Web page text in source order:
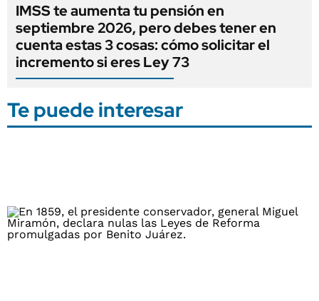
IMSS te aumenta tu pensión en
septiembre 2026, pero debes tener en
cuenta estas 3 cosas: cómo solicitar el
incremento si eres Ley 73
Te puede interesar